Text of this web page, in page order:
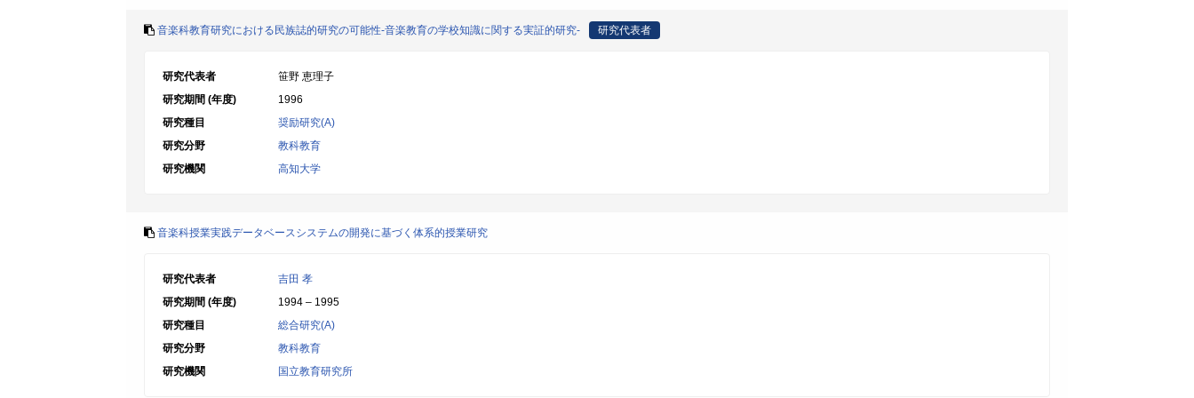
音楽科教育研究における民族誌的研究の可能性-音楽教育の学校知識に関する実証的研究- 研究代表者
研究代表者
笹野 恵理子
研究期間 (年度)
1996
研究種目
奨励研究(A)
研究分野
教科教育
研究機関
高知大学
音楽科授業実践データベースシステムの開発に基づく体系的授業研究
研究代表者
吉田 孝
研究期間 (年度)
1994 – 1995
研究種目
総合研究(A)
研究分野
教科教育
研究機関
国立教育研究所